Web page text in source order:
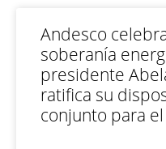
Andesco
soberanía
presidente
ratifica su
conjunto para